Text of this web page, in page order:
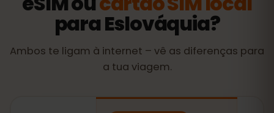
para Eslováquia?
Ambos te ligam à internet – vê as diferenças para
a tua viagem.